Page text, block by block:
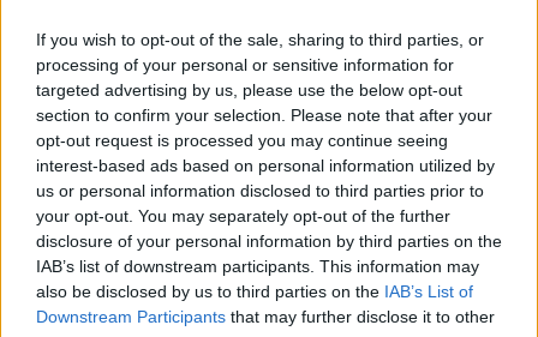
If you wish to opt-out of the sale, sharing to third parties, or
processing of your personal or sensitive information for
targeted advertising by us, please use the below opt-out
section to confirm your selection. Please note that after your
opt-out request is processed you may continue seeing
interest-based ads based on personal information utilized by
us or personal information disclosed to third parties prior to
your opt-out. You may separately opt-out of the further
disclosure of your personal information by third parties on the
IAB’s list of downstream participants. This information may
also be disclosed by us to third parties on the IAB’s List of
Downstream Participants that may further disclose it to other
Parlare con la televisione
Uno solo al comando?
La ricreazione è finita
La buona notizia
Natale con l'elmetto
Valori dubbi miti fasulli
Demeritocrazia
La tivvù pallonara
Halloween
​Lucrezia Borgia, una storia di potere
Facile profezia
Il terzo compito
L'abiura di Galileo